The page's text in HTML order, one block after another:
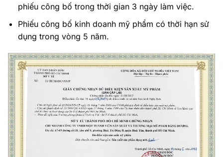
phiếu công bố trong thời gian 3 ngày làm việc.
Phiếu công bố kinh doanh mỹ phẩm có thời hạn sử
dụng trong vòng 5 năm.